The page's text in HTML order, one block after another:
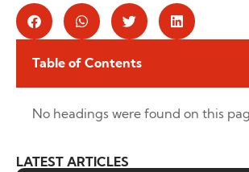
Table of Contents
No headings were found on this
LATEST ARTICLES